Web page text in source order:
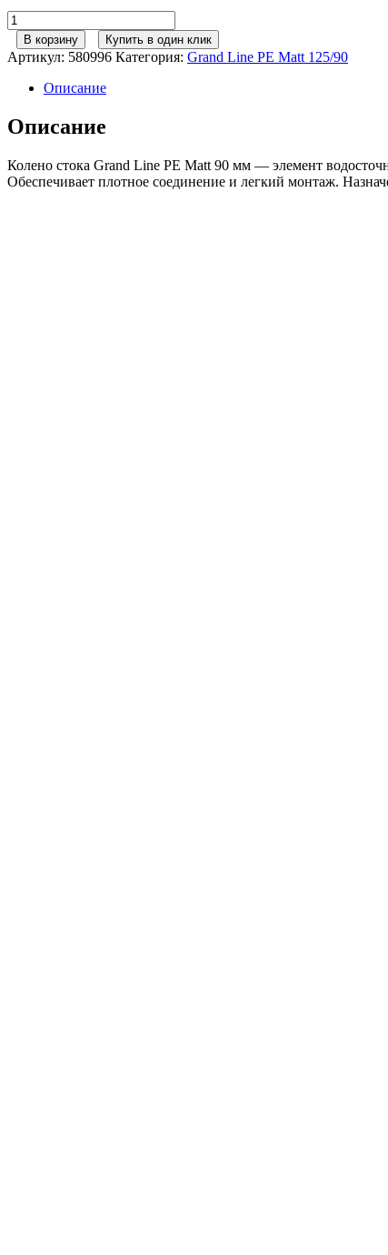
Количество
товара
Колено
стока
Matt
90
RAL
7024
В корзину Купить в один клик
Артикул: 580996 Категория: Grand Line PE Matt 125/90
Описание
Описание
Колено стока Grand Line PE Matt 90 мм — элемент
Обеспечивает плотное соединение и легкий монтаж.